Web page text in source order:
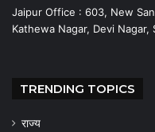
Jaipur Office : 603, New
Kathewa Nagar, Devi Nagar,
TRENDING TOPICS
राज्य